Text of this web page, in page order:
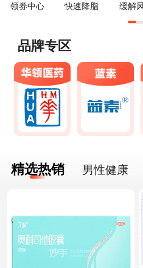
领券中心 快速降脂 缓解
品牌专区
精选热销 男性健康